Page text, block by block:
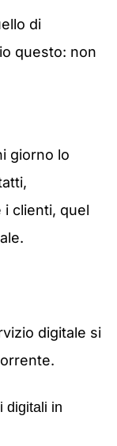
di
questo: non
giorno lo
clienti, quel
digitale si
digitali in